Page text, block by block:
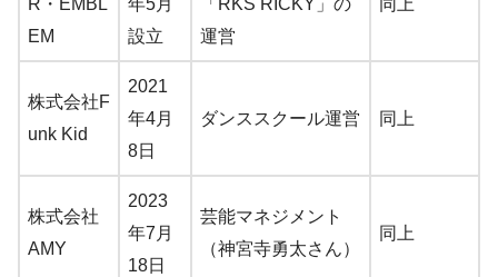
R・EMBL
EM
年5月
設立
「RKS RICKY」の
運営
同上
株式会社F
unk Kid
2021
年4月
8日
ダンススクール運営 同上
株式会社
AMY
2023
年7月
18日
芸能マネジメント
（神宮寺勇太さん）
同上